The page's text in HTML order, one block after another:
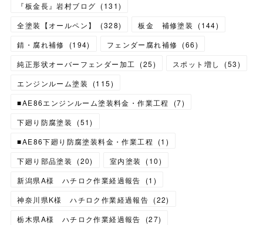
『板金長』岩村ブログ (131)
全塗装【オールペン】
(328) 板金 補修塗装 (144)
錆・腐れ補修
(194) フェンダー腐れ補修 (66)
純正形状オーバーフェンダー加工
(25) スポット増し (53)
エンジンルーム塗装
(115)
■AE86エンジンルーム塗装料金・作業工程
(7)
下廻り防腐塗装
(51)
■AE86下廻り防腐塗装料金・作業工程
(1 )
下廻り部品塗装
(20) 室内塗装 (10)
新潟県A様 ハチロク作業経過報告
(1 )
神奈川県K様 ハチロク作業経過報告 (22)
栃木県A様 ハチロク作業経過報告
(27)